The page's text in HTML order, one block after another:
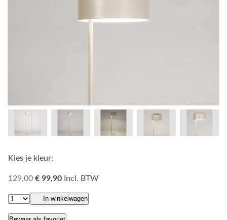
Kies je kleur:
129,00 € 99,90 Incl. BTW
In winkelwagen